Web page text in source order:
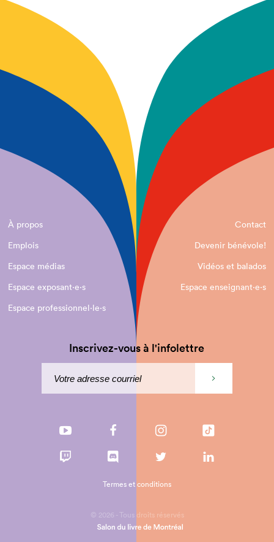
À propos
Contact
Emplois
Devenir bénévole!
Espace médias
Vidéos et balados
Espace exposant·e⋅s
Espace enseignant·e⋅s
Espace professionnel·le⋅s
Inscrivez-vous à l'infolettre
© 2026 - Tous droits réservés
Termes et conditions